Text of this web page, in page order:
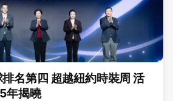
名第四 超越紐約時裝周 活
年揭曉